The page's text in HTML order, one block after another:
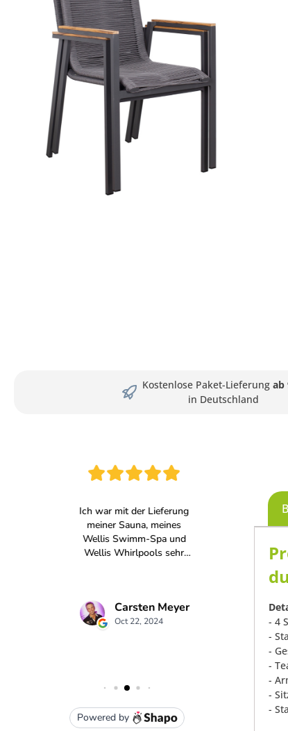
Kostenlose Paket-Lieferung ab
in Deutschland
- 4
-
-
-
-
-
-